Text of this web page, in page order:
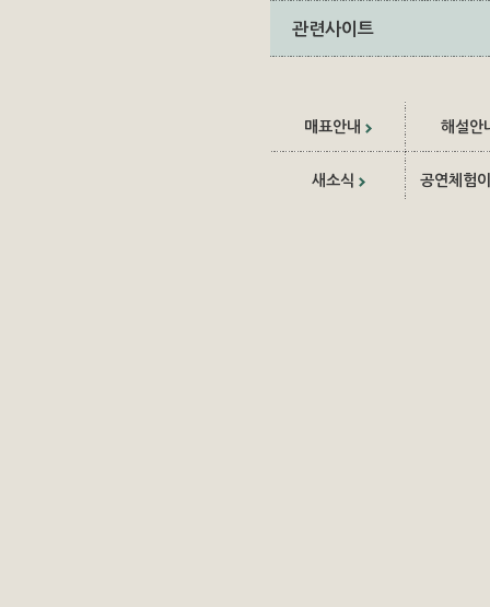
관련사이트
매표안내 해설안
새소식 공연체험